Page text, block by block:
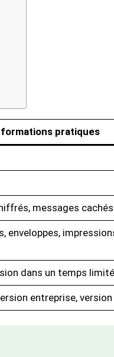
pratiques
messages cachés
enveloppes,
dans un temps limité
entreprise,